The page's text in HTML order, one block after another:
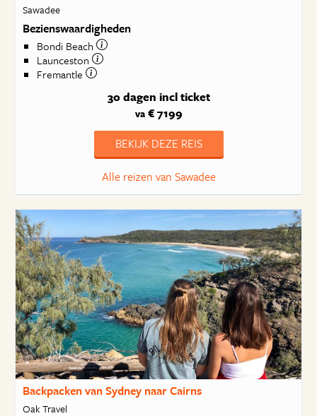
Sawadee
Bezienswaardigheden
Bondi Beach
Launceston
Fremantle
30 dagen incl ticket
va€ 7199
BEKIJK DEZE REIS
Alle reizen van Sawadee
Backpacken van Sydney naar Cairns
Oak Travel